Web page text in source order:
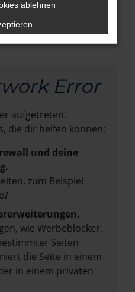
Error
aufgetreten.
die dir helfen können:
und deine
zum Beispiel
wie Werbeblocker,
Seiten
die Seite in einem
in einem privaten
ablehnen